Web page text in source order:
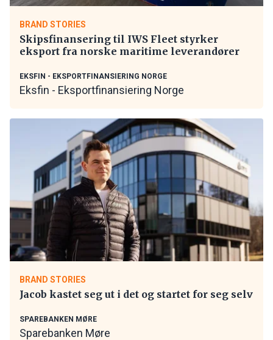
BRAND STORIES
Skipsfinansering til IWS Fleet styrker
eksport fra norske maritime leverandører
EKSFIN - EKSPORTFINANSIERING NORGE
Eksfin - Eksportfinansiering Norge
BRAND STORIES
Jacob kastet seg ut i det og startet for seg selv
SPAREBANKEN MØRE
Sparebanken Møre